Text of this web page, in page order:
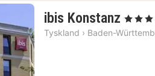
ibis Konstanz 1
nat
, 3 Stjerner
Tyskland › Baden-